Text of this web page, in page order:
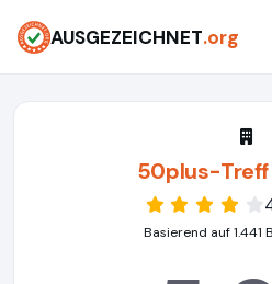
AUSGEZEICHNET.org
50plus-Treff
Basierend auf 1.441